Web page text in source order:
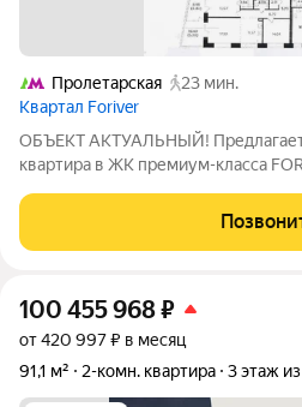
Пролетарская
23 мин.
Квартал Foriver
ОБЪЕКТ АКТУАЛЬНЫЙ!
квартира в ЖК премиум-класса
терраса учтены с понижающими
Планировка: - просторная
100 455 968₽
от 420 997 ₽ в месяц
91,1 м²
2-комн. квартира 3 этаж из